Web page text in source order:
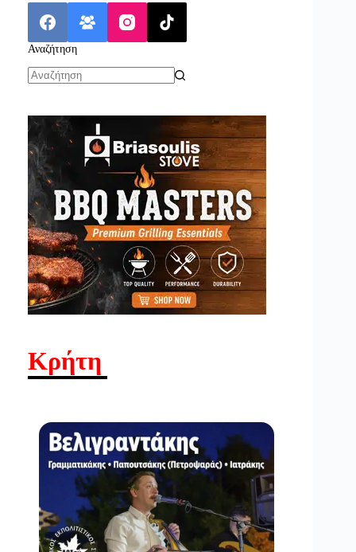
Αναζήτηση
Κρήτη